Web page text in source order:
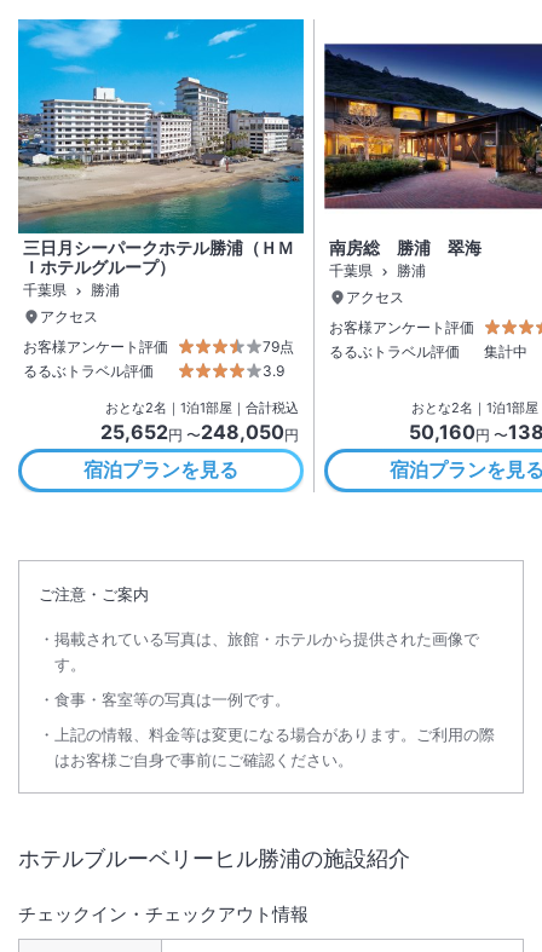
三日月シーパークホテル勝浦（ＨＭ
Ｉホテルグループ）
千葉県
勝浦
アクセス
お客様アンケート評価
79点
るるぶトラベル評価
3.9
おとな2名 ｜ 1泊1部屋｜合計税込
25,652円 〜248,050円
宿泊プランを見る
南房総 勝浦 翠海
千葉県
勝浦
アクセス
お客様アンケート評価
るるぶトラベル評価
集計中
おとな2名 ｜ 1泊1部屋
50,160円 〜
宿泊プランを見
ご注意・ご案内
掲載されている写真は、旅館・ホテルから提供された画像で
す。
食事・客室等の写真は一例です。
上記の情報、料金等は変更になる場合があります。ご利用の際
はお客様ご自身で事前にご確認ください。
ホテルブルーベリーヒル勝浦の施設紹介
チェックイン・チェックアウト情報